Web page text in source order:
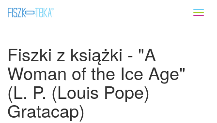
Fiszki z książki - "A
Woman of the Ice Age"
(L. P. (Louis Pope)
Gratacap)